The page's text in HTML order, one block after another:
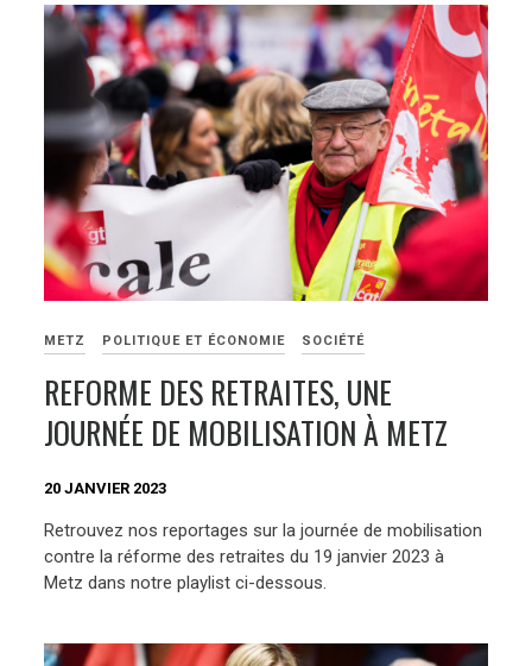
METZ POLITIQUE ET ÉCONOMIE SOCIÉTÉ
REFORME DES RETRAITES, UNE
JOURNÉE DE MOBILISATION À METZ
20 JANVIER 2023
Retrouvez nos reportages sur la journée de mobilisation
contre la réforme des retraites du 19 janvier 2023 à
Metz dans notre playlist ci-dessous.